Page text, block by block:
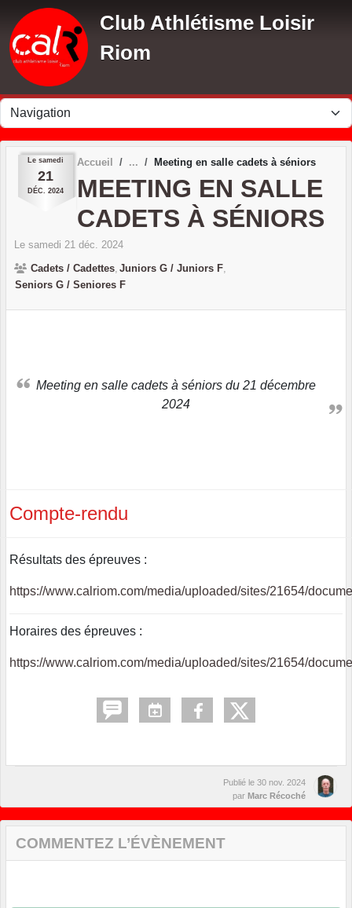
Club Athlétisme Loisir
Riom
Le samedi
21
DÉC. 2024
Accueil Meeting en salle cadets à séniors
MEETING EN SALLE
CADETS À SÉNIORS
Le samedi 21 déc.
2024
Cadets / Cadettes Juniors G / Juniors F
Seniors G / Seniores F
Meeting en salle cadets à séniors du 21 décembre
2024
Compte-rendu
Résultats des épreuves :
https://www.calriom.com/media/uploaded/sites/21654/
Horaires des épreuves :
https://www.calriom.com/media/uploaded/sites/21654/
Publié le 30 nov. 2024
par Marc Récoché
COMMENTEZ L’ÉVÈNEMENT
Panneau de gestion des cookies